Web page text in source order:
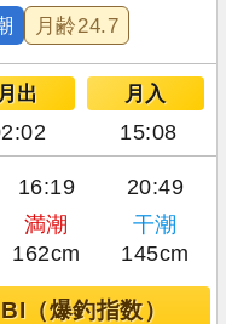
月齢24.7
月出 月入
15:08
16:19 20:49
満潮
干潮
162cm 145cm
BI（爆釣指数）